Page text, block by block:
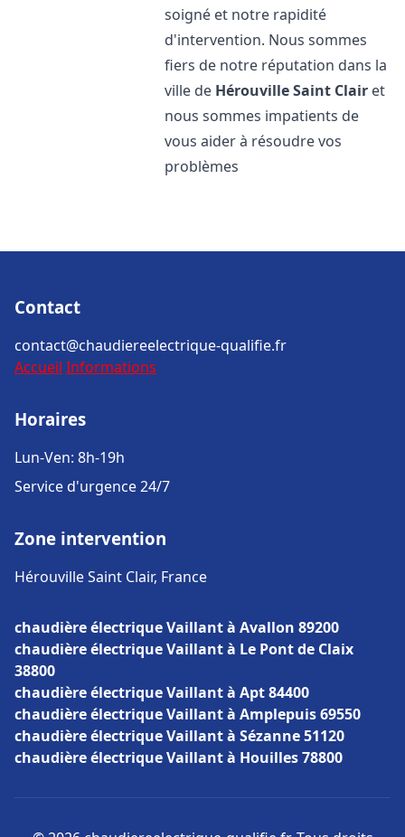
soigné et notre rapidité
d'intervention. Nous sommes
fiers de notre réputation dans la
ville de Hérouville Saint Clair et
nous sommes impatients de
vous aider à résoudre vos
problèmes
Contact
contact@chaudiereelectrique-qualifie.fr
Accueil Informations
Horaires
Lun-Ven: 8h-19h
Service d'urgence 24/7
Zone intervention
Hérouville Saint Clair, France
chaudière électrique Vaillant à Avallon 89200
chaudière électrique Vaillant à Le Pont de Claix
38800
chaudière électrique Vaillant à Apt 84400
chaudière électrique Vaillant à Amplepuis 69550
chaudière électrique Vaillant à Sézanne 51120
chaudière électrique Vaillant à Houilles 78800